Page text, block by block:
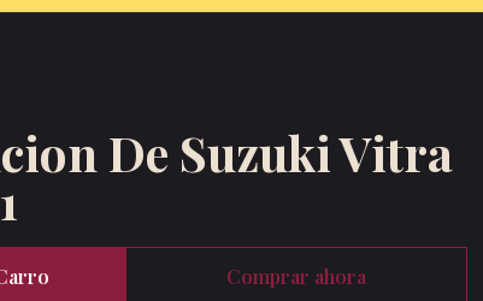
De Suzuki Vitra
Comprar ahora